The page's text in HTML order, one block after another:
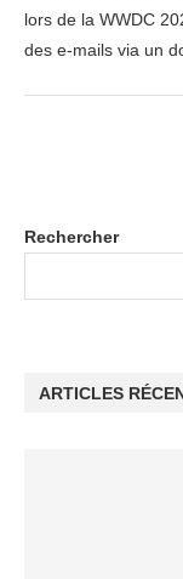
lors de la WWDC
des e-mails via un
Rechercher
ARTICLES